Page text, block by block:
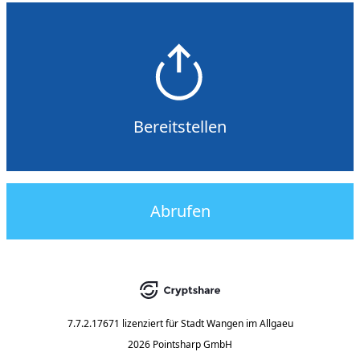
Bereitstellen
Abrufen
7.7.2.17671 lizenziert für Stadt Wangen im Allgaeu
2026 Pointsharp GmbH